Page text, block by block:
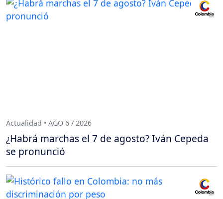
Actualidad • AGO 6 / 2026
¿Habrá marchas el 7 de agosto? Iván Cepeda
se pronunció